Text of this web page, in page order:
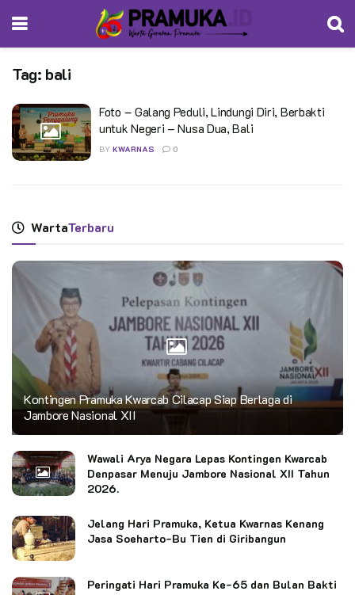
Tag: bali
Foto – Galang Peduli, Lindungi Diri, Berbakti
untuk Negeri – Nusa Dua, Bali
BY KWARNAS 0
WartaTerbaru
Kontingen Pramuka Kwarcab Cilacap Siap Berlaga di
Jambore Nasional XII
Wawali Arya Negara Lepas Kontingen Kwarcab
Denpasar Menuju Jambore Nasional XII Tahun
2026.
Jelang Hari Pramuka, Ketua Kwarnas Kenang
Jasa Soeharto-Bu Tien di Giribangun
Peringati Hari Pramuka Ke-65 dan Bulan Bakti